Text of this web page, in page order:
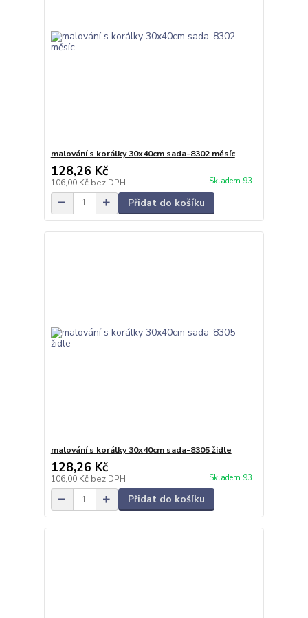
malování s korálky 30x40cm sada-8302 měsíc
128,26 Kč
106,00 Kč bez DPH Skladem 93
Přidat do košíku
malování s korálky 30x40cm sada-8305 židle
128,26 Kč
106,00 Kč bez DPH Skladem 93
Přidat do košíku